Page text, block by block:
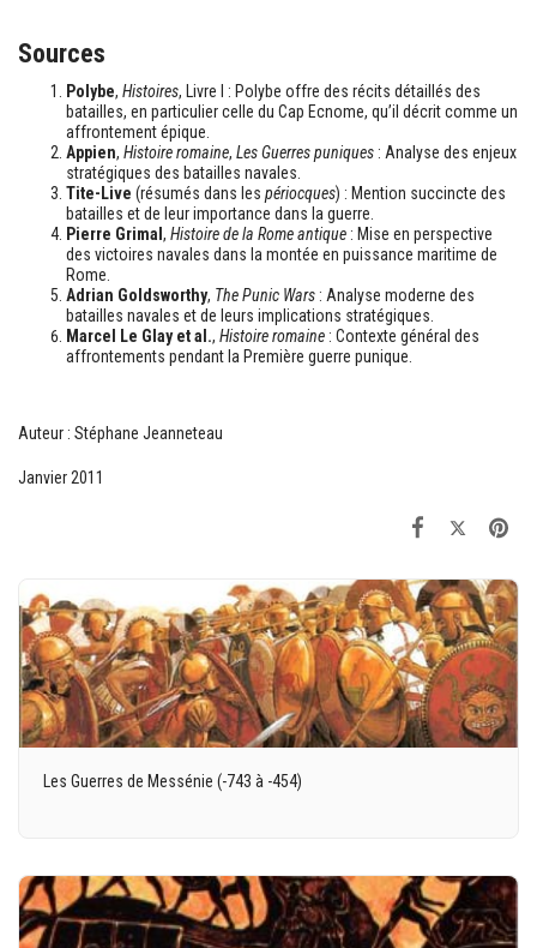
Sources
Polybe, Histoires, Livre I : Polybe offre des récits détaillés des
batailles, en particulier celle du Cap Ecnome, qu’il décrit comme un
affrontement épique.
Appien, Histoire romaine, Les Guerres puniques : Analyse des enjeux
stratégiques des batailles navales.
Tite-Live (résumés dans les périocques) : Mention succincte des
batailles et de leur importance dans la guerre.
Pierre Grimal , Histoire de la Rome antique : Mise en perspective
des victoires navales dans la montée en puissance maritime de
Rome.
Adrian Goldsworthy, The Punic Wars : Analyse moderne des
batailles navales et de leurs implications stratégiques.
Marcel Le Glay et al., Histoire romaine : Contexte général des
affrontements pendant la Première guerre punique.
Auteur : Stéphane Jeanneteau
Janvier 2011
Les Guerres de Messénie (-743 à -454)